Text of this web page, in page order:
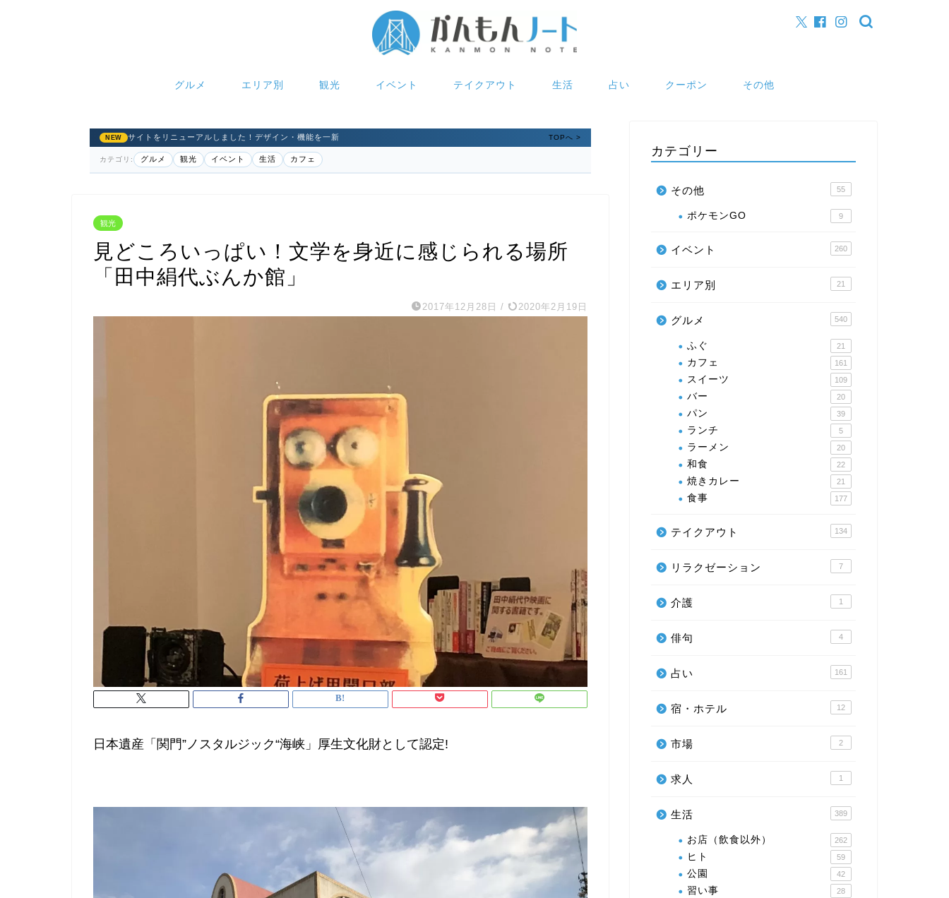
グルメ エリア別 観光 イベント テイクアウト 生活 占い クーポン その他
NEW サイトをリニューアルしました！デザイン・機能を一新 TOPへ >
カテゴリ: グルメ 観光 イベント 生活 カフェ
観光
見どころいっぱい！文学を身近に感じられる場所
「田中絹代ぶんか館」
2017年12月28日 / 2020年2月19日
日本遺産「関門”ノスタルジック“海峡」厚生文化財として認定!
カテゴリー
その他 55
ポケモンGO 9
イベント 260
エリア別 21
グルメ 540
ふぐ 21
カフェ 161
スイーツ 109
バー 20
パン 39
ランチ 5
ラーメン 20
和食 22
焼きカレー 21
食事 177
テイクアウト 134
リラクゼーション 7
介護 1
俳句 4
占い 161
宿・ホテル 12
市場 2
求人 1
生活 389
お店（飲食以外） 262
ヒト 59
公園 42
習い事 28